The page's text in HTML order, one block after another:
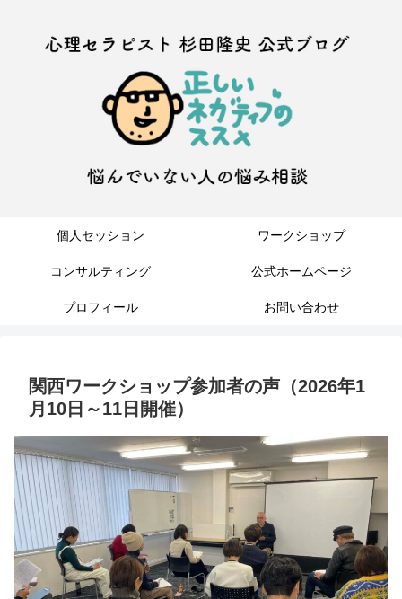
個人セッション ワークショップ
コンサルティング 公式ホームページ
プロフィール お問い合わせ
関西ワークショップ参加者の声（2026年1
月10日～11日開催）